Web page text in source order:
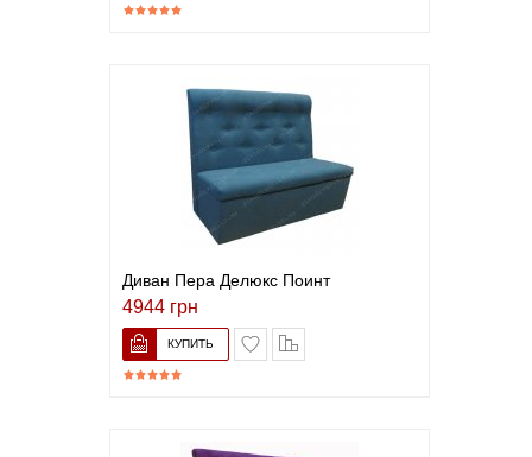
Диван Пера Делюкс Поинт
4944 грн
В список желаний